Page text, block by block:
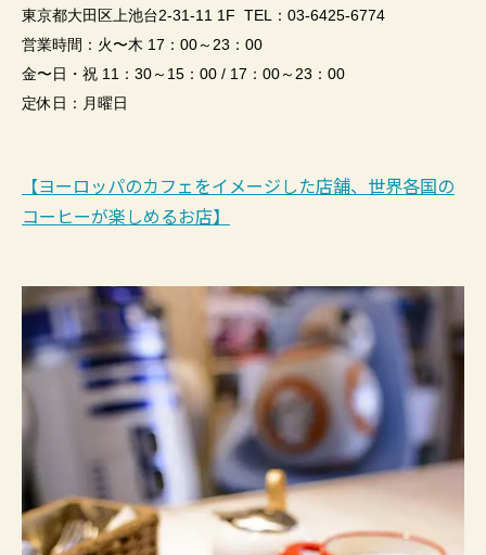
東京都大田区上池台2-31-11 1F TEL ： 03-6425-6774
営業時間：火〜木 17 ： 00～ 23 ： 00
金〜日・祝 11 ： 30～ 15 ： 00 / 17 ： 00～ 23 ： 00
定休日：月曜日
【ヨーロッパのカフェをイメージした店舗、世界各国の
コーヒーが楽しめるお店】